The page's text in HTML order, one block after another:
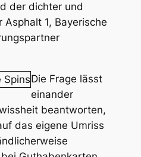
der dichter und
Asphalt 1, Bayerische
Die Frage lässt
einander
beantworten,
das eigene Umriss